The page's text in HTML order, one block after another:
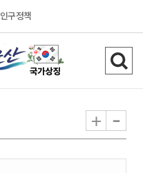
인구정책
검
색
기
+ -